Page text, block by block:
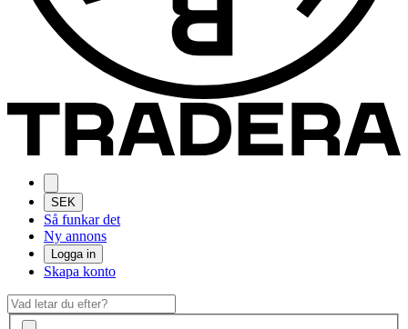
SEK
Så funkar det
Ny annons
Logga in
Skapa konto